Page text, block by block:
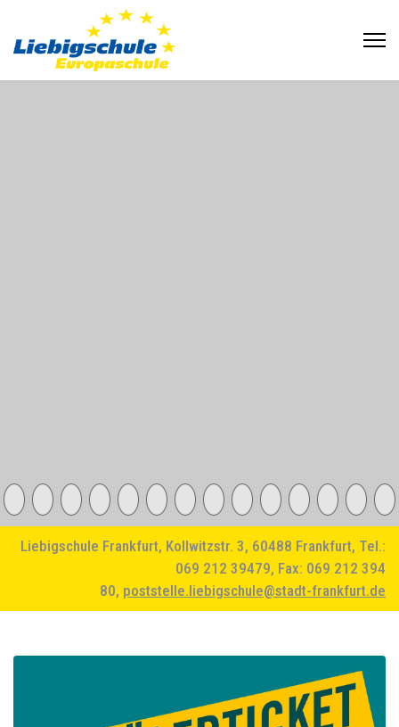
Liebigschule Frankfurt, Kollwitzstr. 3, 60488 Frankfurt, Tel.:
069 212 39479, Fax: 069 212 394
80, poststelle.liebigschule@stadt-frankfurt.de